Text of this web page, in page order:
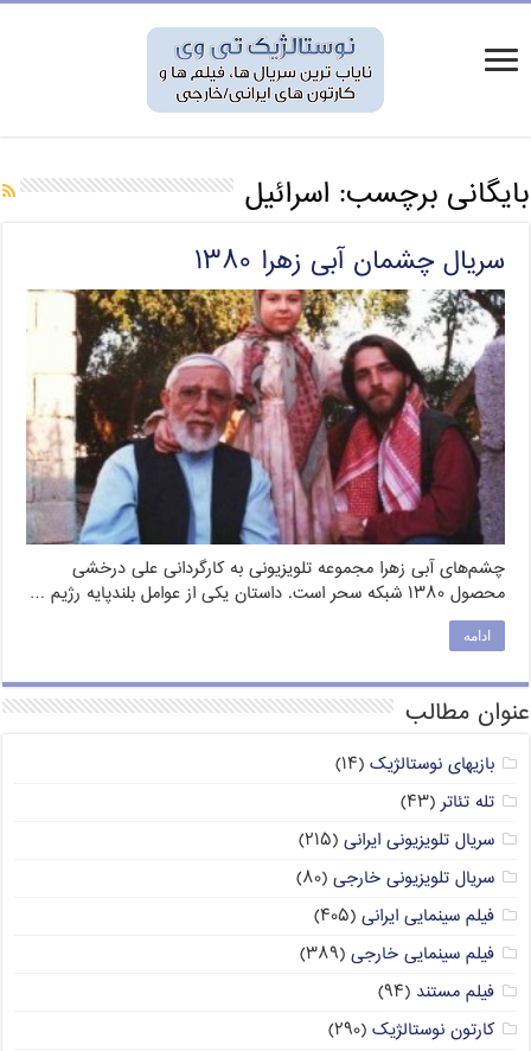
بایگانی برچسب: اسرائیل
سریال چشمان آبی زهرا ۱۳۸۰
چشم‌های آبی زهرا مجموعه تلویزیونی به کارگردانی علی درخشی
محصول ۱۳۸۰ شبکه سحر است. داستان یکی از عوامل بلندپایه رژیم …
ادامه
عنوان مطالب
بازیهای نوستالژیک (۱۴)
تله تئاتر (۴۳)
سریال تلویزیونی ایرانی (۲۱۵)
سریال تلویزیونی خارجی (۸۰)
فیلم سینمایی ایرانی (۴۰۵)
فیلم سینمایی خارجی (۳۸۹)
فیلم مستند (۹۴)
کارتون نوستالژیک (۲۹۰)